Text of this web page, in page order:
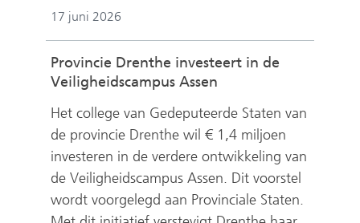
17 juni 2026
Provincie Drenthe investeert in de
Veiligheidscampus Assen
Het college van Gedeputeerde Staten van
de provincie Drenthe wil € 1,4 miljoen
investeren in de verdere ontwikkeling van
de Veiligheidscampus Assen. Dit voorstel
wordt voorgelegd aan Provinciale Staten.